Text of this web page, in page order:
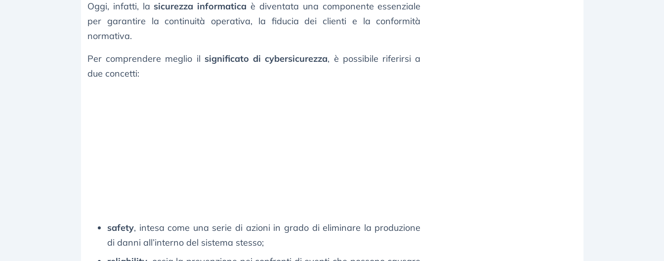
Oggi, infatti, la sicurezza informatica è diventata una componente essenziale
per garantire la continuità operativa, la fiducia dei clienti e la conformità
normativa.
Per comprendere meglio il significato di cybersicurezza, è possibile riferirsi a
due concetti:
safety, intesa come una serie di azioni in grado di eliminare la produzione
di danni all’interno del sistema stesso;